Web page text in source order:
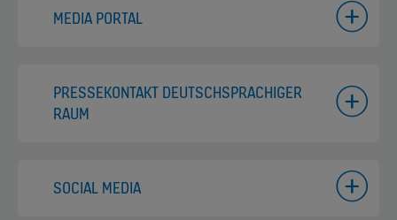
MEDIA PORTAL
PRESSEKONTAKT DEUTSCHSPRACHIGER
RAUM
SOCIAL MEDIA